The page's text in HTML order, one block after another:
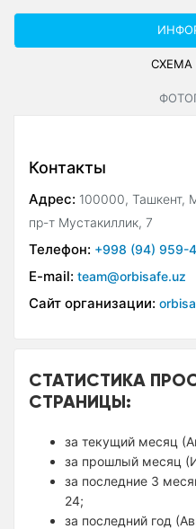
СХЕМА
Контакты
Адрес: 100000, Ташкент,
пр-т Мустакиллик, 7
Телефон: +998 (94) 959-
E-mail: team@orbisafe.uz
Сайт организации:
СТАТИСТИКА
СТРАНИЦЫ:
за текущий месяц
за прошлый месяц
за последние 3
24;
за последний год